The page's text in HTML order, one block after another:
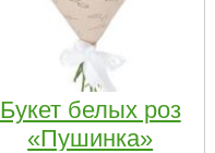
Букет белых роз
«Пушинка»